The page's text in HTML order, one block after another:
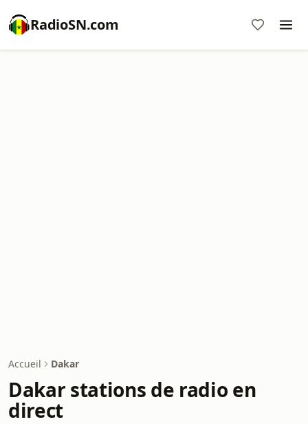
RadioSN.com
Accueil Dakar
Dakar stations de radio en
direct